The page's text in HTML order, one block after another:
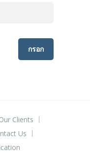
Clients
Us